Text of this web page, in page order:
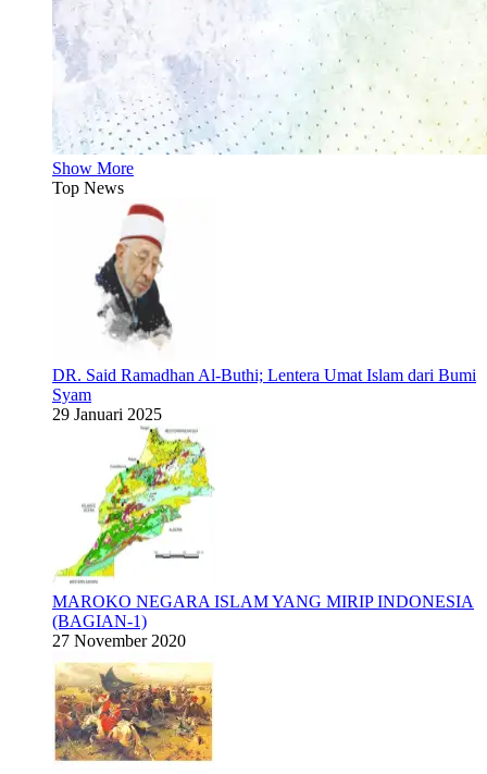
Show More
Top News
DR. Said Ramadhan Al-Buthi; Lentera Umat Islam dari Bumi
Syam
29 Januari 2025
MAROKO NEGARA ISLAM YANG MIRIP INDONESIA
(BAGIAN-1)
27 November 2020